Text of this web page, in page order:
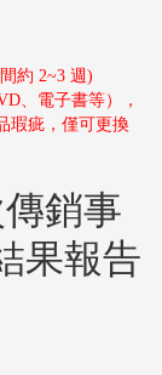
約 2~3 週)
、電子書等），
瑕疵，僅可更換
銷事
果報告